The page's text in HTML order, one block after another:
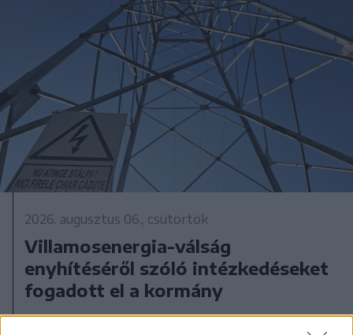
2026. augusztus 06., csütörtök
Villamosenergia-válság
enyhítéséről szóló intézkedéseket
fogadott el a kormány